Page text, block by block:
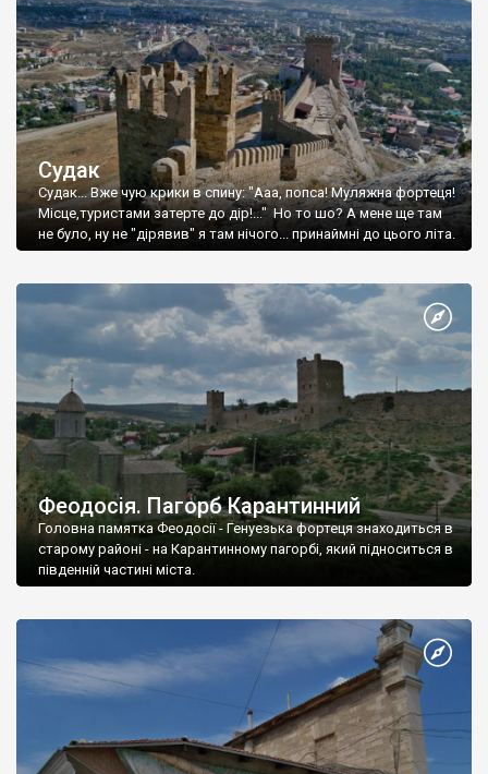
Судак
Судак... Вже чую крики в спину: "Ааа, попса! Муляжна фортеця!
Місце,туристами затерте до дір!..." Но то шо? А мене ще там
не було, ну не "дірявив" я там нічого... принаймні до цього літа.
Феодосія. Пагорб Карантинний
Головна памятка Феодосії - Генуезька фортеця знаходиться в
старому районі - на Карантинному пагорбі, який підноситься в
південній частині міста.